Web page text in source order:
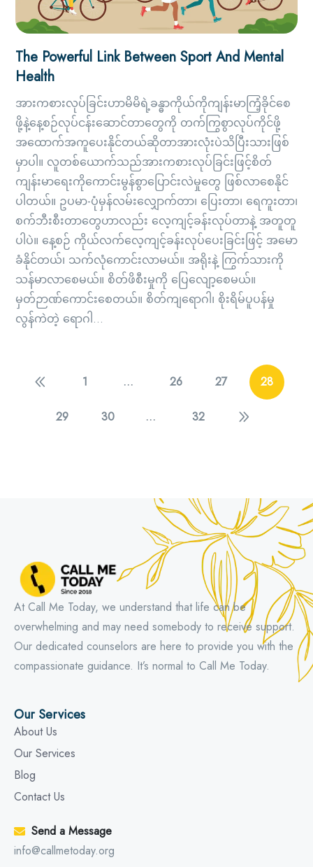
The Powerful Link Between Sport And Mental
Health
အားကစားလုပ်ခြင်းဟာမိမိရဲ့ခန္ဓာကိုယ်ကိုကျန်းမာကြံ့ခိုင်စေ
ဖို့နဲ့နေ့စဉ်လုပ်ငန်းဆောင်တာတွေကို တက်ကြွစွာလုပ်ကိုင်ဖို့
အထောက်အကူပေးနိုင်တယ်ဆိုတာအားလုံးပဲသိပြီးသားဖြစ်
မှာပါ။ လူတစ်ယောက်သည်အားကစားလုပ်ခြင်းဖြင့်စိတ်
ကျန်းမာရေးကိုကောင်းမွန်စွာပြောင်းလဲမှုတွေ ဖြစ်လာစေနိုင်
ပါတယ်။ ဥပမာ-ပုံမှန်လမ်းလျှောက်တာ၊ ပြေးတာ၊ ရေကူးတာ၊
စက်ဘီးစီးတာတွေဟာလည်း လေ့ကျင့်ခန်းလုပ်တာနဲ့ အတူတူ
ပါပဲ။ နေ့စဉ် ကိုယ်လက်လေ့ကျင့်ခန်းလုပ်ပေးခြင်းဖြင့် အမော
ခံနိုင်တယ်၊ သက်လုံကောင်းလာမယ်။ အရိုးနဲ့ ကြွက်သားကို
သန်မာလာစေမယ်။ စိတ်ဖိစီးမှုကို ပြေလျော့စေမယ်။
မှတ်ဉာဏ်ကောင်းစေတယ်။ စိတ်ကျရောဂါ၊ စိုးရိမ်ပူပန်မှု
လွန်ကဲတဲ့ ရောဂါ...
1 … 26 27 28
29 30 … 32
At Call Me Today, we understand that life can be
overwhelming and may need somebody to receive support.
Our dedicated counselors are here to provide you with the
compassionate guidance. It’s normal to Call Me Today.
Our Services
About Us
Our Services
Blog
Contact Us
Send a Message
info@callmetoday.org